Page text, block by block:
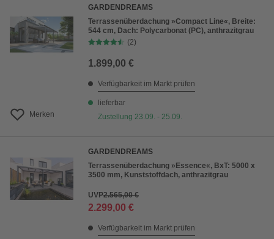
Merken
GARDENDREAMS
Terrassenüberdachung »Compact Line«, Breite:
544 cm, Dach: Polycarbonat (PC), anthrazitgrau
(2)
1.899,00 €
Verfügbarkeit im Markt prüfen
lieferbar
Zustellung 23.09. - 25.09.
GARDENDREAMS
Terrassenüberdachung »Essence«, BxT: 5000 x
3500 mm, Kunststoffdach, anthrazitgrau
UVP2.565,00 €
2.299,00 €
Verfügbarkeit im Markt prüfen